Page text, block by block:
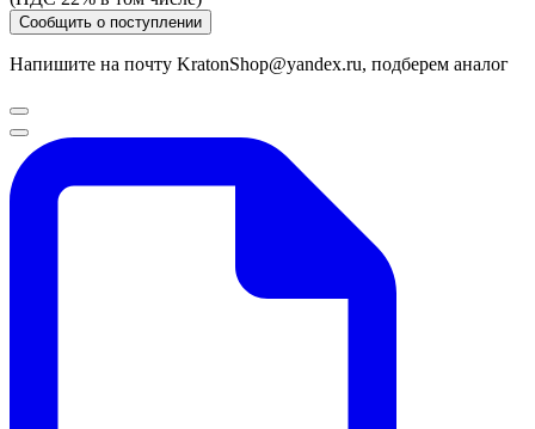
Сообщить о поступлении
Напишите на почту KratonShop@yandex.ru, подберем аналог